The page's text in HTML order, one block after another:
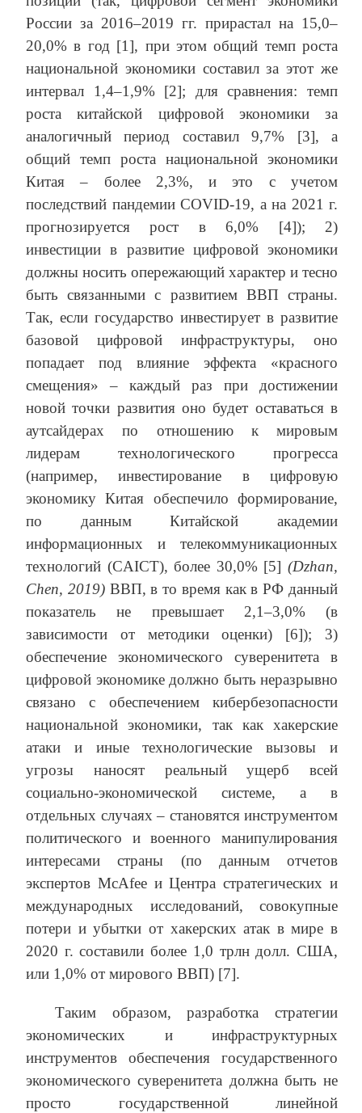
России за 2016–2019 гг. прирастал на 15,0–
20,0% в год [1], при этом общий темп роста
национальной экономики составил за этот же
интервал 1,4–1,9% [2]; для сравнения: темп
роста китайской цифровой экономики за
аналогичный период составил 9,7% [3], а
общий темп роста национальной экономики
Китая – более 2,3%, и это с учетом
последствий пандемии COVID-19, а на 2021 г.
прогнозируется рост в 6,0% [4]); 2)
инвестиции в развитие цифровой экономики
должны носить опережающий характер и тесно
быть связанными с развитием ВВП страны.
Так, если государство инвестирует в развитие
базовой цифровой инфраструктуры, оно
попадает под влияние эффекта «красного
смещения» – каждый раз при достижении
новой точки развития оно будет оставаться в
аутсайдерах по отношению к мировым
лидерам технологического прогресса
(например, инвестирование в цифровую
экономику Китая обеспечило формирование,
по данным Китайской академии
информационных и телекоммуникационных
технологий (CAICT), более 30,0% [5] (Dzhan,
Chen, 2019)ВВП, в то время как в РФ данный
показатель не превышает 2,1–3,0% (в
зависимости от методики оценки) [6]); 3)
обеспечение экономического суверенитета в
цифровой экономике должно быть неразрывно
связано с обеспечением кибербезопасности
национальной экономики, так как хакерские
атаки и иные технологические вызовы и
угрозы наносят реальный ущерб всей
социально-экономической системе, а в
отдельных случаях – становятся инструментом
политического и военного манипулирования
интересами страны (по данным отчетов
экспертов McAfee и Центра стратегических и
международных исследований, совокупные
потери и убытки от хакерских атак в мире в
2020 г. составили более 1,0 трлн долл. США,
или 1,0% от мирового ВВП) [7].
Таким образом, разработка стратегии
экономических и инфраструктурных
инструментов обеспечения государственного
экономического суверенитета должна быть не
просто государственной линейной